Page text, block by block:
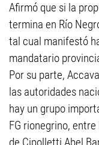
Afirmó que si la
termina en Río
tal cual manifestó
mandatario
Por su parte,
las autoridades
hay un grupo
FG rionegrino,